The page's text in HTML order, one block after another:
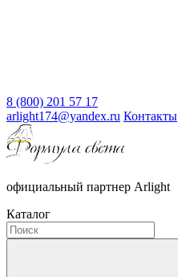
8 (800) 201 57 17
arlight174@yandex.ru Контакты
официальный партнер Arlight
Каталог